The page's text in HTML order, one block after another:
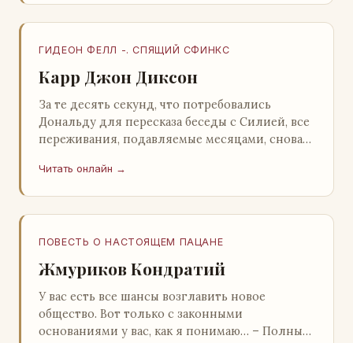
ГИДЕОН ФЕЛЛ -. СПЯЩИЙ СФИНКС
Карр Джон Диксон
За те десять секунд, что потребовались
Дональду для пересказа беседы с Силией, все
переживания, подавляемые месяцами, снова
среди…
Читать онлайн →
ПОВЕСТЬ О НАСТОЯЩЕМ ПАЦАНЕ
Жмуриков Кондратий
У вас есть все шансы возглавить новое
общество. Вот только с законными
основаниями у вас, как я понимаю… – Полный